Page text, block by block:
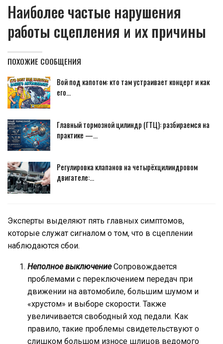
Наиболее частые нарушения
работы сцепления и их причины
ПОХОЖИЕ СООБЩЕНИЯ
Вой под капотом: кто там устраивает концерт и как
его…
Главный тормозной цилиндр (ГТЦ): разбираемся на
практике —…
Регулировка клапанов на четырёхцилиндровом
двигателе:…
Эксперты выделяют пять главных симптомов,
которые служат сигналом о том, что в сцеплении
наблюдаются сбои.
Неполное выключениеСопровождается
проблемами с переключением передач при
движении на автомобиле, большим шумом и
«хрустом» и выборе скорости. Также
увеличивается свободный ход педали. Как
правило, такие проблемы свидетельствуют о
слишком большом износе шлицов ведомого